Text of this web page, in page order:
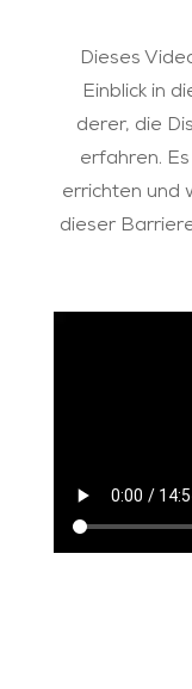
Dieses
Einblick in
derer, die
erfahren.
errichten und
dieser